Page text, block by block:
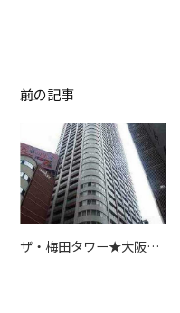
前の記事
ザ・梅田タワー★大阪の